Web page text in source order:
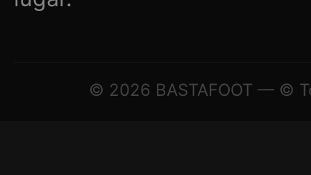
© 2026 BASTAFOOT — ©